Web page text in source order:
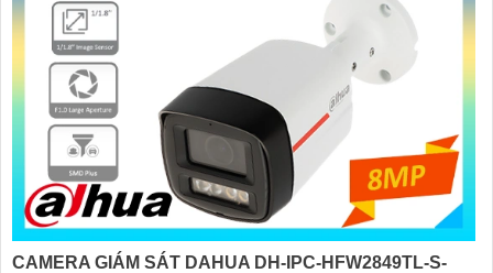
CAMERA GIÁM SÁT DAHUA DH-IPC-HFW2849TL-S-